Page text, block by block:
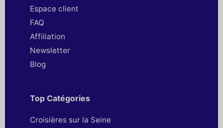
Espace client
FAQ
Affiliation
Newsletter
Blog
Top Catégories
Croisières sur la Seine